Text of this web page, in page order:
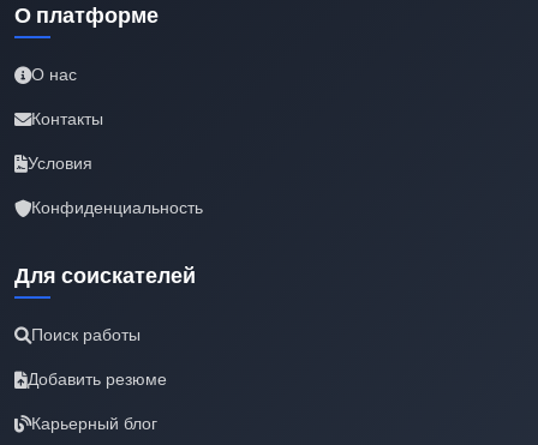
О платформе
О нас
Контакты
Условия
Конфиденциальность
Для соискателей
Поиск работы
Добавить резюме
Карьерный блог